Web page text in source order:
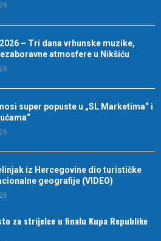
– Tri dana vrhunske muzike,
atmosfere u Nikšiću
super popuste u „SL Marketima“ i
iz Hercegovine dio turističke
geografije (VIDEO)
za strijelce u finalu Kupa Republike